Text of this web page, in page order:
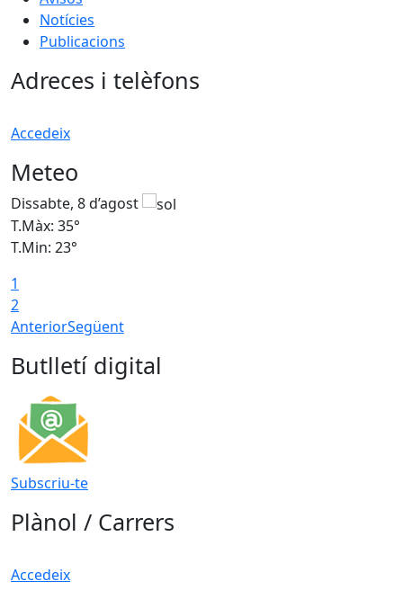
Notícies
Publicacions
Adreces i telèfons
Accedeix
Meteo
Dissabte, 8 d’agost
T.Màx: 35°
T.Min: 23°
1
2
AnteriorSegüent
Butlletí digital
Subscriu-te
Plànol / Carrers
Accedeix